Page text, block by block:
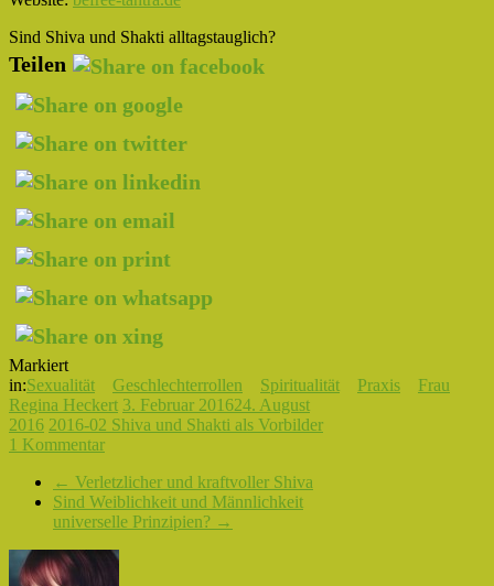
Sind Shiva und Shakti alltagstauglich?
Teilen
Markiert
in:Sexualität Geschlechterrollen Spiritualität Praxis
Frau
Regina Heckert 3. Februar 201624. August
2016 2016-02 Shiva und Shakti als Vorbilder
1 Kommentar
← Verletzlicher und kraftvoller Shiva
Sind Weiblichkeit und Männlichkeit
universelle Prinzipien? →